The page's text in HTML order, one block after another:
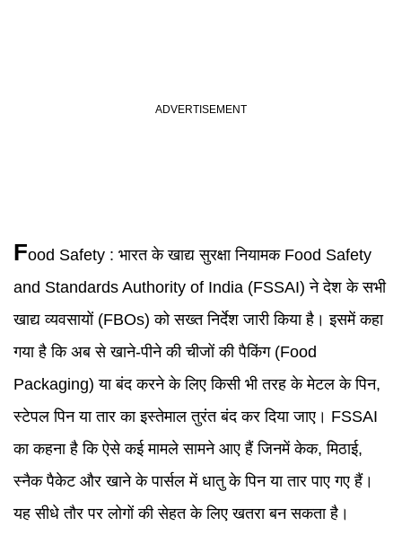
Food Safety : भारत के खाद्य सुरक्षा नियामक Food Safety
and Standards Authority of India (FSSAI) ने देश के सभी
खाद्य व्यवसायों (FBOs) को सख्त निर्देश जारी किया है। इसमें कहा
गया है कि अब से खाने-पीने की चीजों की पैकिंग (Food
Packaging) या बंद करने के लिए किसी भी तरह के मेटल के पिन,
स्टेपल पिन या तार का इस्तेमाल तुरंत बंद कर दिया जाए। FSSAI
का कहना है कि ऐसे कई मामले सामने आए हैं जिनमें केक, मिठाई,
स्नैक पैकेट और खाने के पार्सल में धातु के पिन या तार पाए गए हैं।
यह सीधे तौर पर लोगों की सेहत के लिए खतरा बन सकता है।